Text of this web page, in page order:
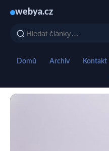
webya.cz
Domů Archiv Kontakt